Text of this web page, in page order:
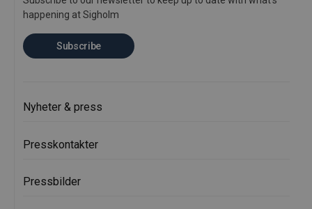
happening at Sigholm
Subscribe
Nyheter & press
Presskontakter
Pressbilder